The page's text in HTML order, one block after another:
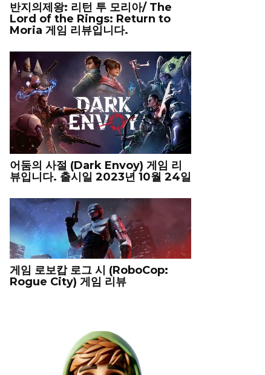
반지의제왕: 리턴 투 모리아/ The
Lord of the Rings: Return to
Moria 게임 리뷰입니다.
어둠의 사절 (Dark Envoy) 게임 리
뷰입니다. 출시일 2023년 10월 24일
게임 로보캅 로그 시 (RoboCop:
Rogue City) 게임 리뷰